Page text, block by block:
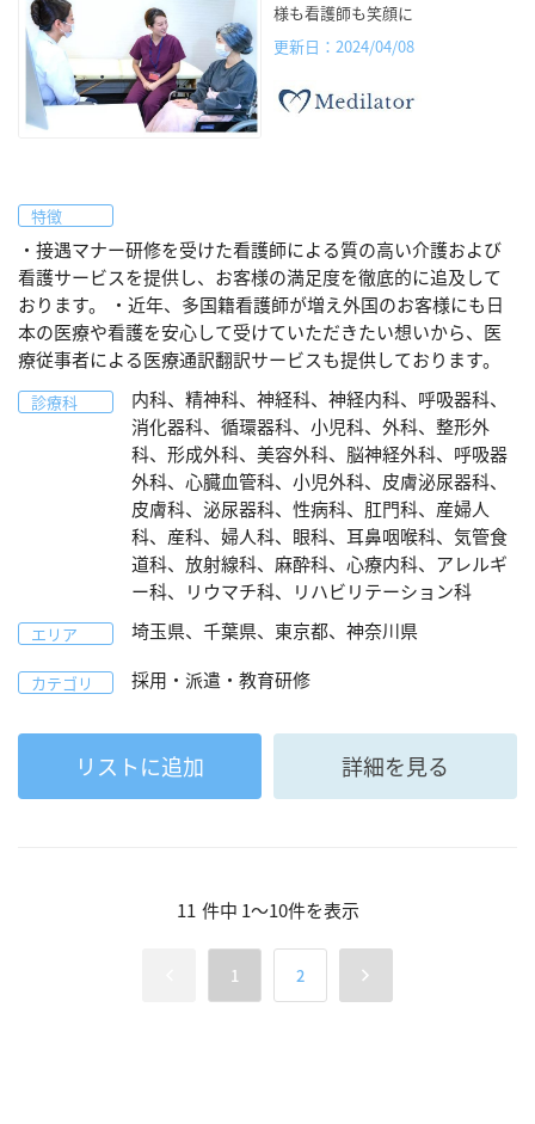
様も看護師も笑顔に
更新日：2024/04/08
特徴
・接遇マナー研修を受けた看護師による質の高い介護および
看護サービスを提供し、お客様の満足度を徹底的に追及して
おります。 ・近年、多国籍看護師が増え外国のお客様にも日
本の医療や看護を安心して受けていただきたい想いから、医
療従事者による医療通訳翻訳サービスも提供しております。
診療科
内科、精神科、神経科、神経内科、呼吸器科、
消化器科、循環器科、小児科、外科、整形外
科、形成外科、美容外科、脳神経外科、呼吸器
外科、心臓血管科、小児外科、皮膚泌尿器科、
皮膚科、泌尿器科、性病科、肛門科、産婦人
科、産科、婦人科、眼科、耳鼻咽喉科、気管食
道科、放射線科、麻酔科、心療内科、アレルギ
ー科、リウマチ科、リハビリテーション科
エリア 埼玉県、千葉県、東京都、神奈川県
カテゴリ 採用・派遣・教育研修
リストに追加 詳細を見る
11 件中 1～10件を表示
1 2